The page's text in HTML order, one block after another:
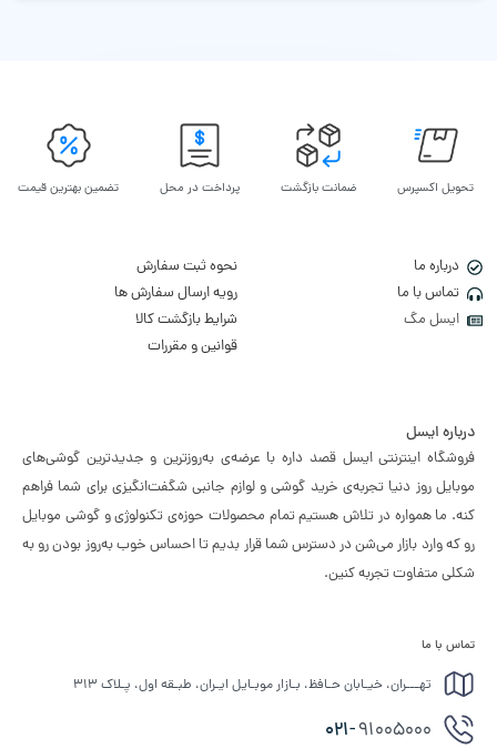
تحویل اکسپرس ضمانت بازگشت پرداخت در محل تضمین بهترین قیمت
درباره ما
تماس با ما
ایسل مگ
نحوه ثبت سفارش
رویه ارسال سفارش ها
شرایط بازگشت کالا
قوانین و مقررات
درباره ایسل
فروشگاه اینترنتی ایسل قصد داره با عرضه‌ی به‌روزترین و جدیدترین گوشی‌های
موبایل روز دنیا تجربه‌ی خرید گوشی و لوازم جانبی شگفت‌انگیزی برای شما فراهم
کنه. ما همواره در تلاش هستیم تمام محصولات حوزه‌ی تکنولوژی و گوشی موبایل
رو که وارد بازار می‌شن در دسترس شما قرار بدیم تا احساس خوب به‌روز بودن رو به
شکلی متفاوت تجربه کنین.
تماس با ما
تهـــران، خیـابان حـافظ، بـازار موبـایل ایـران، طبـقه اول، پـلاک ۳۱۳
021-91005000